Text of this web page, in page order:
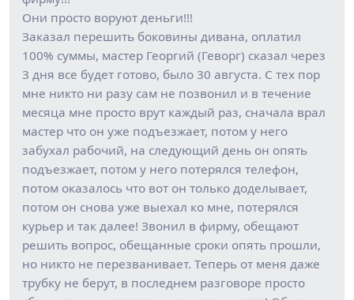
Они просто воруют деньги!!!
Заказал перешить боковины дивана, оплатил
100% суммы, мастер Георгий (Геворг) сказал через
3 дня все будет готово, было 30 августа. С тех пор
мне никто ни разу сам не позвонил и в течение
месяца мне просто врут каждый раз, сначала врал
мастер что он уже подъезжает, потом у него
забухал рабочий, на следующий день он опять
подъезжает, потом у него потерялся телефон,
потом оказалось что вот он только доделывает,
потом он снова уже выехал ко мне, потерялся
курьер и так далее! Звонил в фирму, обещают
решить вопрос, обещанные сроки опять прошли,
но никто не перезванивает. Теперь от меня даже
трубку не берут, в последнем разговоре просто